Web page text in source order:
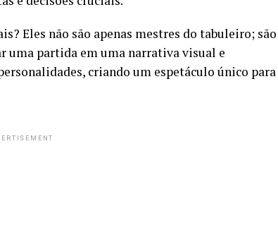
Eles não são apenas mestres do tabuleiro; são
uma partida em uma narrativa visual e
criando um espetáculo único para